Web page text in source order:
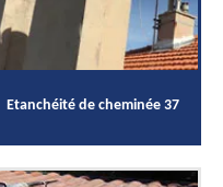
Etanchéité de cheminée 37